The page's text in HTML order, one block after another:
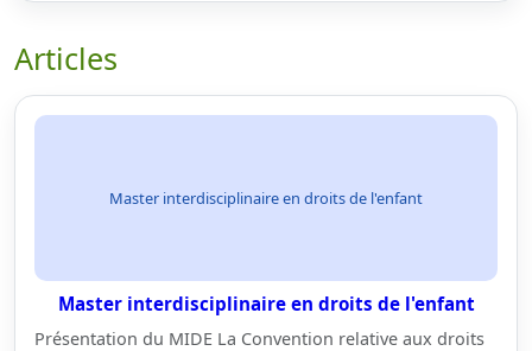
Articles
Master interdisciplinaire en droits de l'enfant
Master interdisciplinaire en droits de l'enfant
Présentation du MIDE La Convention relative aux droits